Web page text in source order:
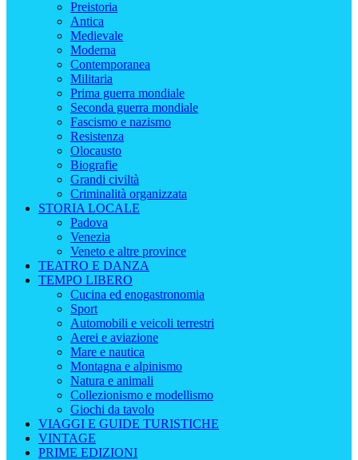
Preistoria
Antica
Medievale
Moderna
Contemporanea
Militaria
Prima guerra mondiale
Seconda guerra mondiale
Fascismo e nazismo
Resistenza
Olocausto
Biografie
Grandi civiltà
Criminalità organizzata
STORIA LOCALE
Padova
Venezia
Veneto e altre province
TEATRO E DANZA
TEMPO LIBERO
Cucina ed enogastronomia
Sport
Automobili e veicoli terrestri
Aerei e aviazione
Mare e nautica
Montagna e alpinismo
Natura e animali
Collezionismo e modellismo
Giochi da tavolo
VIAGGI E GUIDE TURISTICHE
VINTAGE
PRIME EDIZIONI